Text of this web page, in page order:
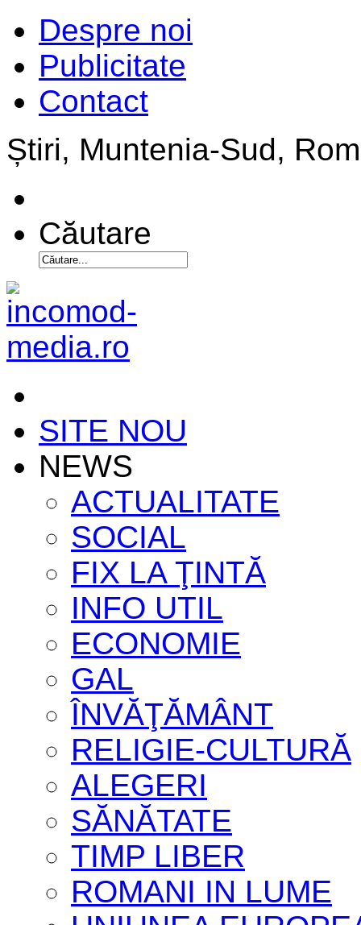
Despre noi
Publicitate
Contact
Știri, Muntenia-Sud,
Căutare
SITE NOU
NEWS
ACTUALITATE
SOCIAL
FIX LA ŢINTĂ
INFO UTIL
ECONOMIE
GAL
ÎNVĂŢĂMÂNT
RELIGIE-CULTURĂ
ALEGERI
SĂNĂTATE
TIMP LIBER
ROMANI IN LUME